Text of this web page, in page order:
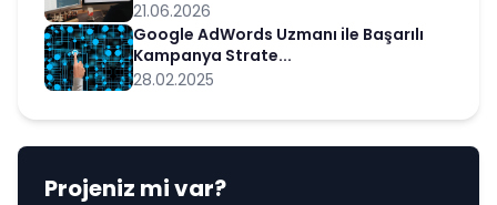
21.06.2026
Google AdWords Uzmanı ile Başarılı
Kampanya Strate...
28.02.2025
Projeniz mi var?